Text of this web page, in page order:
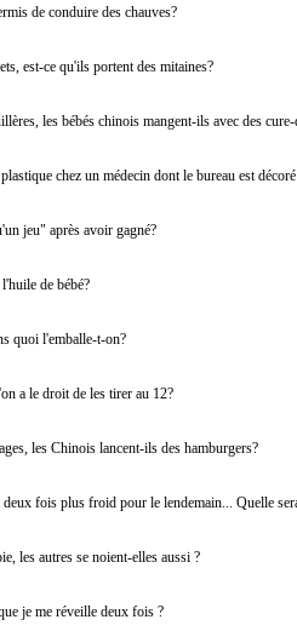
de conduire des chauves?
est-ce qu'ils portent des mitaines?
les bébés chinois mangent-ils avec des cure-
chez un médecin dont le bureau est
jeu" après avoir gagné?
de bébé?
quoi l'emballe-t-on?
a le droit de les tirer au 12?
les Chinois lancent-ils des hamburgers?
fois plus froid pour le lendemain... Quelle
les autres se noient-elles aussi ?
je me réveille deux fois ?